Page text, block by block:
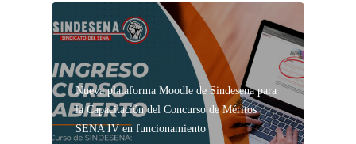
Nueva plataforma Moodle de Sindesena para
la Capacitación del Concurso de Méritos
SENA IV en funcionamiento